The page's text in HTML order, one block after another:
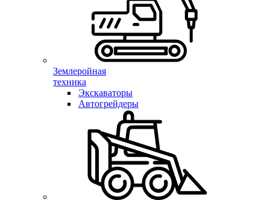
Землеройная
техника
Экскаваторы
Автогрейдеры